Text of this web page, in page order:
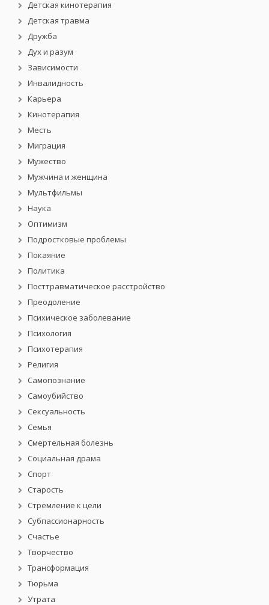
Детская кинотерапия
Детская травма
Дружба
Дух и разум
Зависимости
Инвалидность
Карьера
Кинотерапия
Месть
Миграция
Мужество
Мужчина и женщина
Мультфильмы
Наука
Оптимизм
Подростковые проблемы
Покаяние
Политика
Посттравматическое расстройство
Преодоление
Психическое заболевание
Психология
Психотерапия
Религия
Самопознание
Самоубийство
Сексуальность
Семья
Смертельная болезнь
Социальная драма
Спорт
Старость
Стремление к цели
Субпассионарность
Счастье
Творчество
Трансформация
Тюрьма
Утрата